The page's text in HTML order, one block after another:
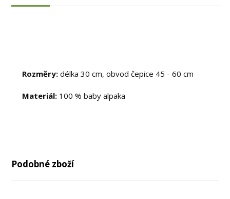
Rozměry:délka 30 cm, obvod čepice 45 - 60 cm
Materiál:100 % baby alpaka
Podobné zboží